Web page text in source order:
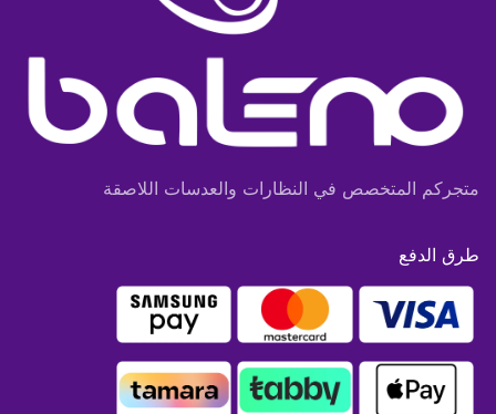
متجركم المتخصص في النظارات والعدسات اللاصقة
طرق الدفع